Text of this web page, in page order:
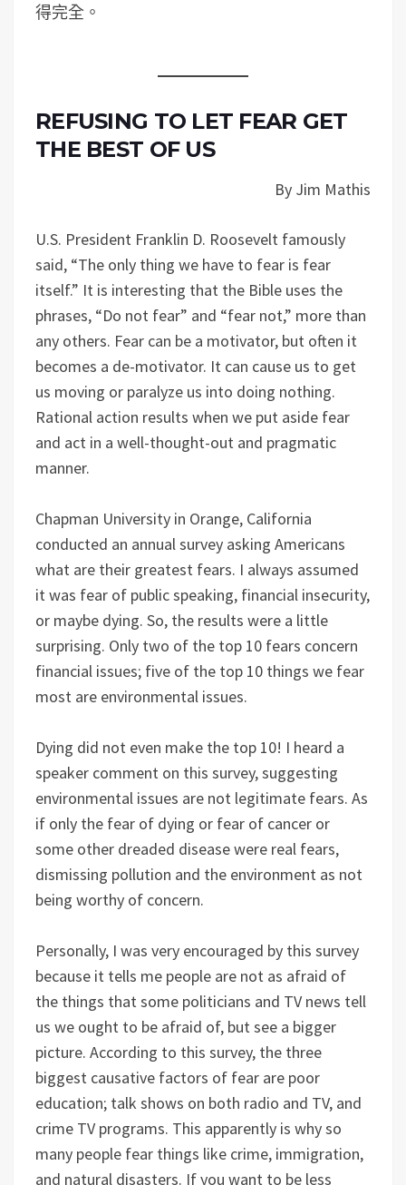
得完全。
REFUSING TO LET FEAR GET
THE BEST OF US
By Jim Mathis
U.S. President Franklin D. Roosevelt famously
said, “The only thing we have to fear is fear
itself.” It is interesting that the Bible uses the
phrases, “Do not fear” and “fear not,” more than
any others. Fear can be a motivator, but often it
becomes a de-motivator. It can cause us to get
us moving or paralyze us into doing nothing.
Rational action results when we put aside fear
and act in a well-thought-out and pragmatic
manner.
Chapman University in Orange, California
conducted an annual survey asking Americans
what are their greatest fears. I always assumed
it was fear of public speaking, financial insecurity,
or maybe dying. So, the results were a little
surprising. Only two of the top 10 fears concern
financial issues; five of the top 10 things we fear
most are environmental issues.
Dying did not even make the top 10! I heard a
speaker comment on this survey, suggesting
environmental issues are not legitimate fears. As
if only the fear of dying or fear of cancer or
some other dreaded disease were real fears,
dismissing pollution and the environment as not
being worthy of concern.
Personally, I was very encouraged by this survey
because it tells me people are not as afraid of
the things that some politicians and TV news tell
us we ought to be afraid of, but see a bigger
picture. According to this survey, the three
biggest causative factors of fear are poor
education; talk shows on both radio and TV, and
crime TV programs. This apparently is why so
many people fear things like crime, immigration,
and natural disasters. If you want to be less